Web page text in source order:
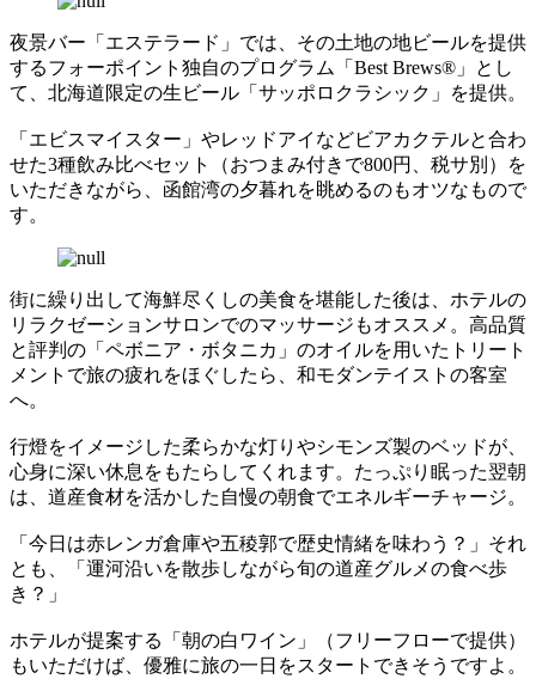
夜景バー「エステラード」では、その土地の地ビールを提供
するフォーポイント独自のプログラム「Best Brews®」とし
て、北海道限定の生ビール「サッポロクラシック」を提供。
「エビスマイスター」やレッドアイなどビアカクテルと合わ
せた3種飲み比べセット（おつまみ付きで800円、税サ別）を
いただきながら、函館湾の夕暮れを眺めるのもオツなもので
す。
街に繰り出して海鮮尽くしの美食を堪能した後は、ホテルの
リラクゼーションサロンでのマッサージもオススメ。高品質
と評判の「ペボニア・ボタニカ」のオイルを用いたトリート
メントで旅の疲れをほぐしたら、和モダンテイストの客室
へ。
行燈をイメージした柔らかな灯りやシモンズ製のベッドが、
心身に深い休息をもたらしてくれます。たっぷり眠った翌朝
は、道産食材を活かした自慢の朝食でエネルギーチャージ。
「今日は赤レンガ倉庫や五稜郭で歴史情緒を味わう？」それ
とも、「運河沿いを散歩しながら旬の道産グルメの食べ歩
き？」
ホテルが提案する「朝の白ワイン」（フリーフローで提供）
もいただけば、優雅に旅の一日をスタートできそうですよ。